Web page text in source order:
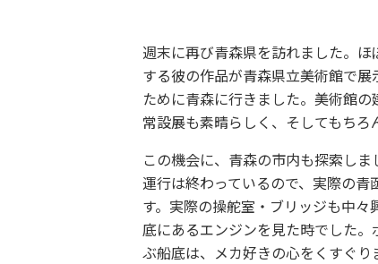
週末に再び青森県を訪れました。
する彼の作品が青森県立美術館で
ために青森に行きました。美術館
常設展も素晴らしく、そしてもちろ
この機会に、青森の市内も探索し
運行は終わっているので、実際の
す。実際の操舵室・ブリッジも中
底にあるエンジンを見た時でした
ぶ船底は、メカ好きの心をくすぐ